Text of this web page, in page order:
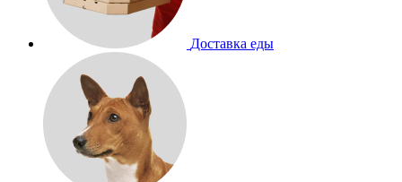
Доставка еды